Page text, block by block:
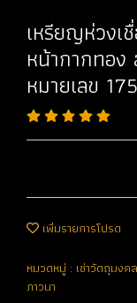
เหรียญห่วงเ
หน้ากากทอง
หมายเลข
เพิ่มรายการโปรด
หมวดหมู่ : เช่าวัตถุมง
ภาวนา